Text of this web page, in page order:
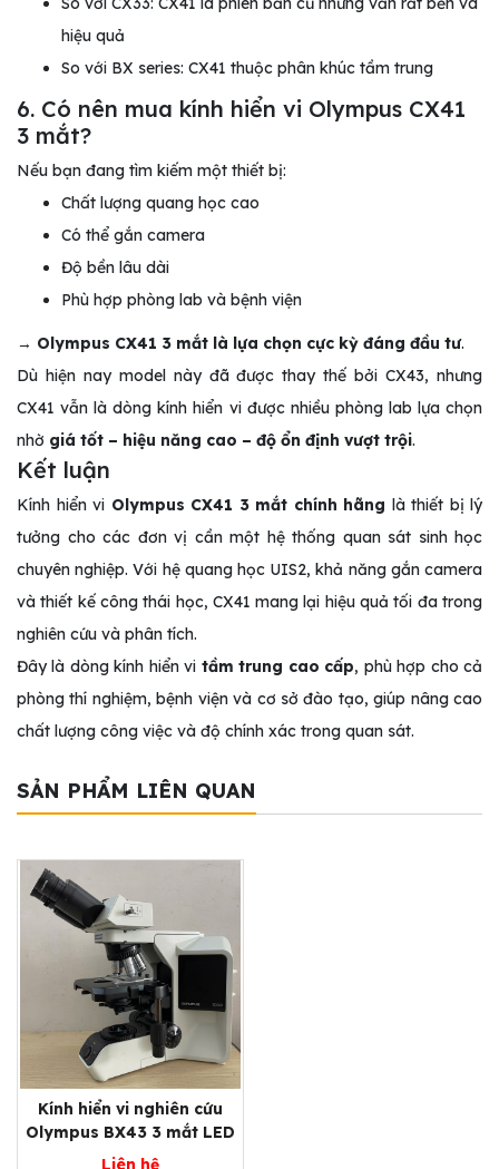
hiệu quả
So với BX series: CX41 thuộc phân khúc tầm trung
6. Có nên mua kính hiển vi Olympus CX41
3 mắt?
Nếu bạn đang tìm kiếm một thiết bị:
Chất lượng quang học cao
Có thể gắn camera
Độ bền lâu dài
Phù hợp phòng lab và bệnh viện
→ Olympus CX41 3 mắt là lựa chọn cực kỳ đáng đầu tư.
Dù hiện nay model này đã được thay thế bởi CX43, nhưng
CX41 vẫn là dòng kính hiển vi được nhiều phòng lab lựa chọn
nhờ giá tốt – hiệu năng cao – độ ổn định vượt trội.
Kết luận
Kính hiển vi Olympus CX41 3 mắt chính hãng là thiết bị lý
tưởng cho các đơn vị cần một hệ thống quan sát sinh học
chuyên nghiệp. Với hệ quang học UIS2, khả năng gắn camera
và thiết kế công thái học, CX41 mang lại hiệu quả tối đa trong
nghiên cứu và phân tích.
Đây là dòng kính hiển vi tầm trung cao cấp, phù hợp cho cả
phòng thí nghiệm, bệnh viện và cơ sở đào tạo, giúp nâng cao
chất lượng công việc và độ chính xác trong quan sát.
SẢN PHẨM LIÊN QUAN
Kính hiển vi nghiên cứu
Olympus BX43 3 mắt LED
Liên hệ